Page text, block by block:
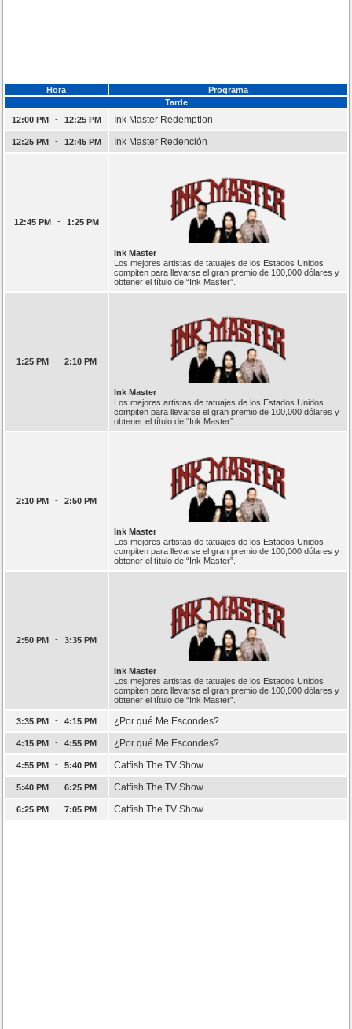
Hora
Programa
Tarde
12:00 PM
- 12:25 PM Ink Master Redemption
12:25 PM - 12:45 PM Ink Master Redención
12:45 PM - 1:25 PM
Ink Master
Los mejores artistas de tatuajes de los Estados Unidos
compiten para llevarse el gran premio de 100,000 dólares y
obtener el título de “Ink Master”.
1:25 PM - 2:10 PM
Ink Master
Los mejores artistas de tatuajes de los Estados Unidos
compiten para llevarse el gran premio de 100,000 dólares y
obtener el título de “Ink Master”.
2:10 PM - 2:50 PM
Ink Master
Los mejores artistas de tatuajes de los Estados Unidos
compiten para llevarse el gran premio de 100,000 dólares y
obtener el título de “Ink Master”.
2:50 PM - 3:35 PM
Ink Master
Los mejores artistas de tatuajes de los Estados Unidos
compiten para llevarse el gran premio de 100,000 dólares y
obtener el título de “Ink Master”.
3:35 PM - 4:15 PM ¿Por qué Me Escondes?
4:15 PM - 4:55 PM ¿Por qué Me Escondes?
4:55 PM - 5:40 PM Catfish The TV Show
5:40 PM - 6:25 PM Catfish The TV Show
6:25 PM - 7:05 PM Catfish The TV Show